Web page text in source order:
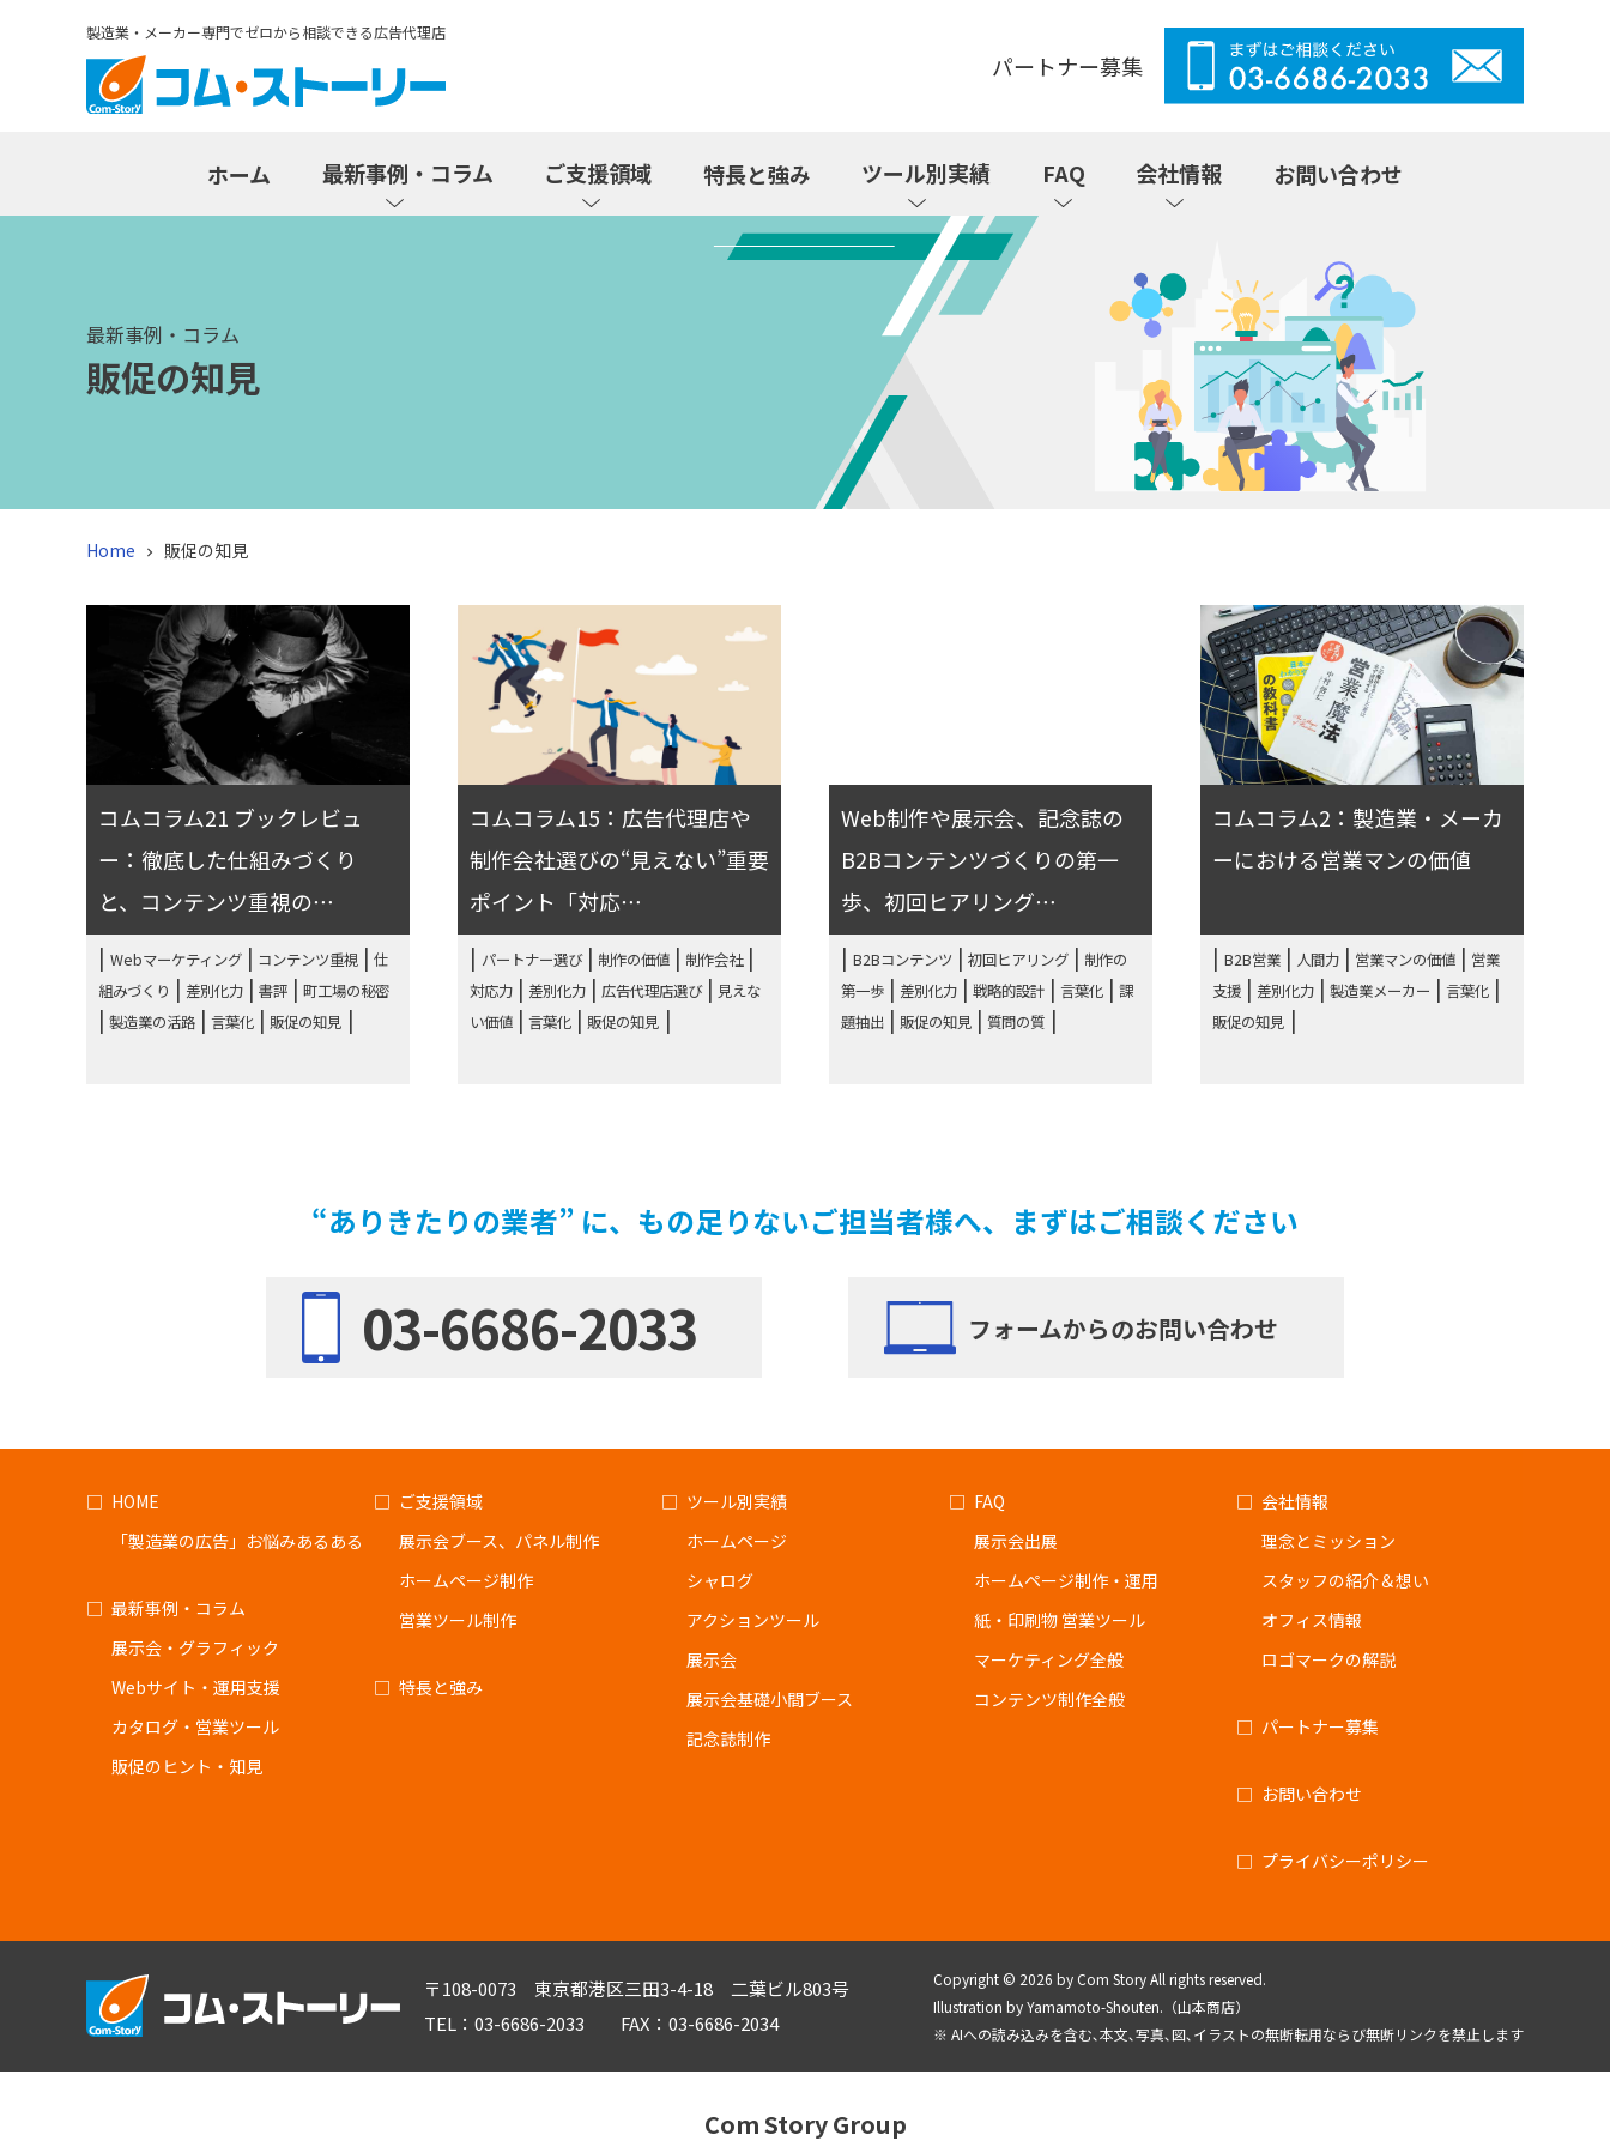
製造業・メーカー専門でゼロから相談できる広告代理店
パートナー募集
ホーム 最新事例・コラム ご支援領域 特長と強み ツール別実績 FAQ 会社情報 お問い合わせ
最新事例・コラム
販促の知見
Home  販促の知見
コムコラム21 ブックレビュ
ー：徹底した仕組みづくり
と、コンテンツ重視の⋯
Webマーケティング | コンテンツ重視 | 仕
組みづくり | 差別化力 | 書評 | 町工場の秘密
| 製造業の活路 | 言葉化 | 販促の知見
コムコラム15：広告代理店や
制作会社選びの“見えない”重要
ポイント「対応⋯
パートナー選び| 制作の価値 | 制作会社|
対応力 | 差別化力 | 広告代理店選び| 見えな
い価値 | 言葉化 | 販促の知見
Web制作や展示会、記念誌の
B2Bコンテンツづくりの第一
歩、初回ヒアリング⋯
B2Bコンテンツ | 初回ヒアリング | 制作の
第一歩 | 差別化力 | 戦略的設計 | 言葉化 | 課
題抽出 | 販促の知見 | 質問の質
コムコラム2：製造業・メーカ
ーにおける営業マンの価値
B2B営業 | 人間力 | 営業マンの価値 | 営業
支援 | 差別化力 | 製造業メーカー | 言葉化 |
販促の知見
“ありきたりの業者” に、もの足りないご担当者様へ、まずはご相談ください
03-6686-2033 フォームからのお問い合わせ
HOME
「製造業の広告」お悩みあるある
最新事例・コラム
展示会・グラフィック
Webサイト・運用支援
カタログ・営業ツール
販促のヒント・知見
ご支援領域
展示会ブース、パネル制作
ホームページ制作
営業ツール制作
特長と強み
ツール別実績
ホームページ
シャログ
アクションツール
展示会
展示会基礎小間ブース
記念誌制作
FAQ
展示会出展
ホームページ制作・運用
紙・印刷物 営業ツール
マーケティング全般
コンテンツ制作全般
会社情報
理念とミッション
スタッフの紹介＆想い
オフィス情報
ロゴマークの解説
パートナー募集
お問い合わせ
プライバシーポリシー
〒108-0073 東京都港区三田3-4-18 二葉ビル803号
TEL：03-6686-2033 FAX：03-6686-2034
Copyright © 2026 by Com Story All rights reserved.
Illustration by Yamamoto-Shouten.（山本商店）
※ AIへの読み込みを含む､本文､写真､図､イラストの無断転用ならび無断リンクを禁止します
Com Story Group